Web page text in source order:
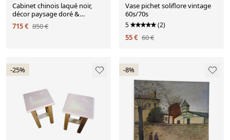
Cabinet chinois laqué noir,
décor paysage doré &
polychrome – H150
715 € 850 €
Vase pichet soliflore vintage
60s/70s
5 (2)
55 € 60 €
-25% -8%